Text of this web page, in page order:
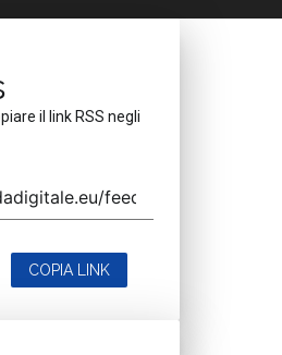
il link RSS negli
COPIA LINK